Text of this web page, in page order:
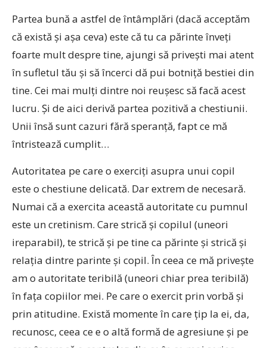
Partea bună a astfel de întâmplări (dacă acceptăm
că există şi aşa ceva) este că tu ca părinte înveţi
foarte mult despre tine, ajungi să priveşti mai atent
în sufletul tău şi să încerci dă pui botniţă bestiei din
tine. Cei mai mulţi dintre noi reuşesc să facă acest
lucru. Şi de aici derivă partea pozitivă a chestiunii.
Unii însă sunt cazuri fără speranţă, fapt ce mă
întristează cumplit…
Autoritatea pe care o exerciţi asupra unui copil
este o chestiune delicată. Dar extrem de necesară.
Numai că a exercita această autoritate cu pumnul
este un cretinism. Care strică şi copilul (uneori
ireparabil), te strică şi pe tine ca părinte şi strică şi
relaţia dintre parinte şi copil. În ceea ce mă priveşte
am o autoritate teribilă (uneori chiar prea teribilă)
în faţa copiilor mei. Pe care o exercit prin vorbă şi
prin atitudine. Există momente în care ţip la ei, da,
recunosc, ceea ce e o altă formă de agresiune şi pe